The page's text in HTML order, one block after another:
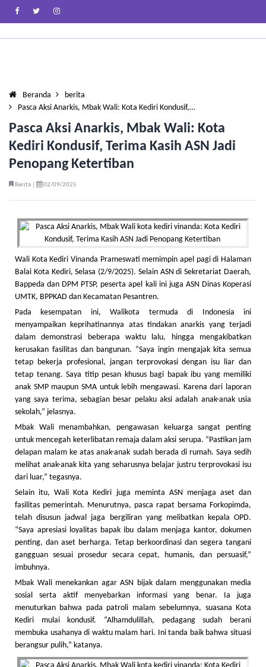
Beranda
berita
Pasca Aksi Anarkis, Mbak Wali: Kota Kediri Kondusif,…
Pasca Aksi Anarkis, Mbak Wali: Kota
Kediri Kondusif, Terima Kasih ASN Jadi
Penopang Ketertiban
Berita | 02/09/2025
Wali Kota Kediri Vinanda Prameswati memimpin apel pagi di Halaman
Balai Kota Kediri, Selasa (2/9/2025). Selain ASN di Sekretariat Daerah,
Bappeda dan DPM PTSP, peserta apel kali ini juga ASN Dinas Koperasi
UMTK, BPPKAD dan Kecamatan Pesantren.
Pada kesempatan ini, Walikota termuda di Indonesia ini
menyampaikan keprihatinannya atas tindakan anarkis yang terjadi
dalam demonstrasi beberapa waktu lalu, hingga mengakibatkan
kerusakan fasilitas dan bangunan. “Saya ingin mengajak kita semua
tetap bekerja profesional, jangan terprovokasi dengan isu liar dan
tetap tenang. Saya titip pesan khusus bagi bapak ibu yang memiliki
anak SMP maupun SMA untuk lebih mengawasi. Karena dari laporan
yang saya terima, sebagian besar pelaku aksi adalah anak-anak usia
sekolah,” jelasnya.
Mbak Wali menambahkan, pengawasan keluarga sangat penting
untuk mencegah keterlibatan remaja dalam aksi serupa. “Pastikan jam
delapan malam ke atas anak-anak sudah berada di rumah. Saya sedih
melihat anak-anak kita yang seharusnya belajar justru terprovokasi isu
dari luar,” tegasnya.
Selain itu, Wali Kota Kediri juga meminta ASN menjaga aset dan
fasilitas pemerintah. Menurutnya, pasca rapat bersama Forkopimda,
telah disusun jadwal jaga bergiliran yang melibatkan kepala OPD.
“Saya apresiasi loyalitas bapak ibu dalam menjaga kantor, dokumen
penting, dan aset berharga. Tetap berkoordinasi dan segera tangani
gangguan sesuai prosedur secara cepat, humanis, dan persuasif,”
imbuhnya.
Mbak Wali menekankan agar ASN bijak dalam menggunakan media
sosial serta aktif menyebarkan informasi yang benar. Ia juga
menuturkan bahwa pada patroli malam sebelumnya, suasana Kota
Kediri mulai kondusif. “Alhamdulillah, pedagang sudah berani
membuka usahanya di waktu malam hari. Ini tanda baik bahwa situasi
berangsur pulih,” katanya.